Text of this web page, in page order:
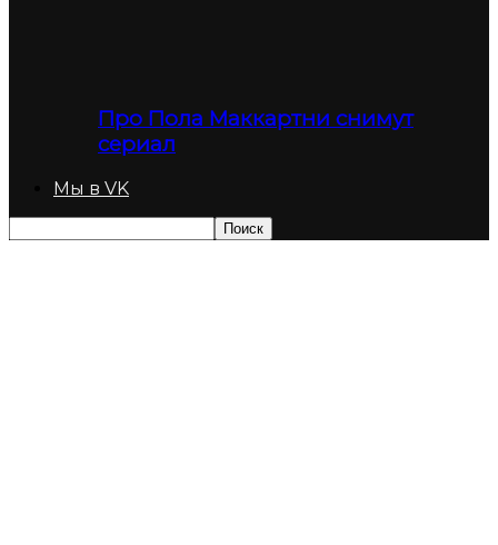
Про Пола Маккартни снимут
сериал
Мы в VK